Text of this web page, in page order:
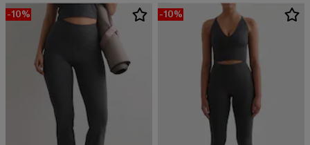
-10% -10%